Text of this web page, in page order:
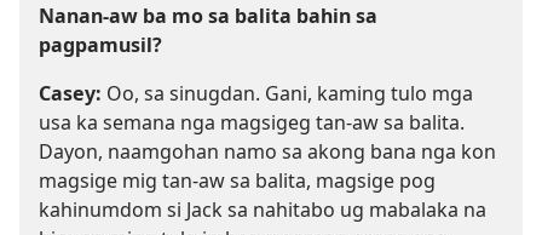
Nanan-aw ba mo sa balita bahin sa
pagpamusil?
Casey: Oo, sa sinugdan. Gani, kaming tulo mga
usa ka semana nga magsigeg tan-aw sa balita.
Dayon, naamgohan namo sa akong bana nga kon
magsige mig tan-aw sa balita, magsige pog
kahinumdom si Jack sa nahitabo ug mabalaka na